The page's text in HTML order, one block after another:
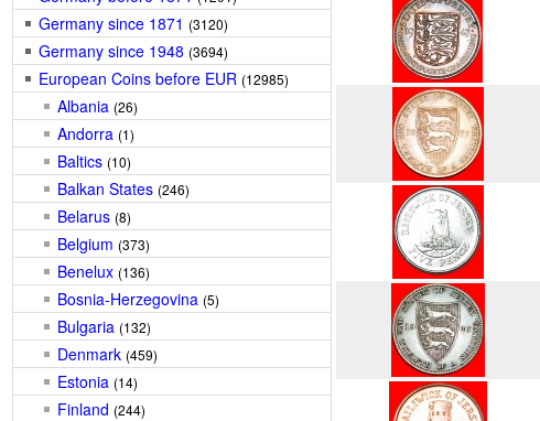
Germany since 1871 (3120)
Germany since 1948 (3694)
European Coins before EUR (12985)
Albania (26)
Andorra (1)
Baltics (10)
Balkan States (246)
Belarus (8)
Belgium (373)
Benelux (136)
Bosnia-Herzegovina (5)
Bulgaria (132)
Denmark (459)
Estonia (14)
Finland (244)